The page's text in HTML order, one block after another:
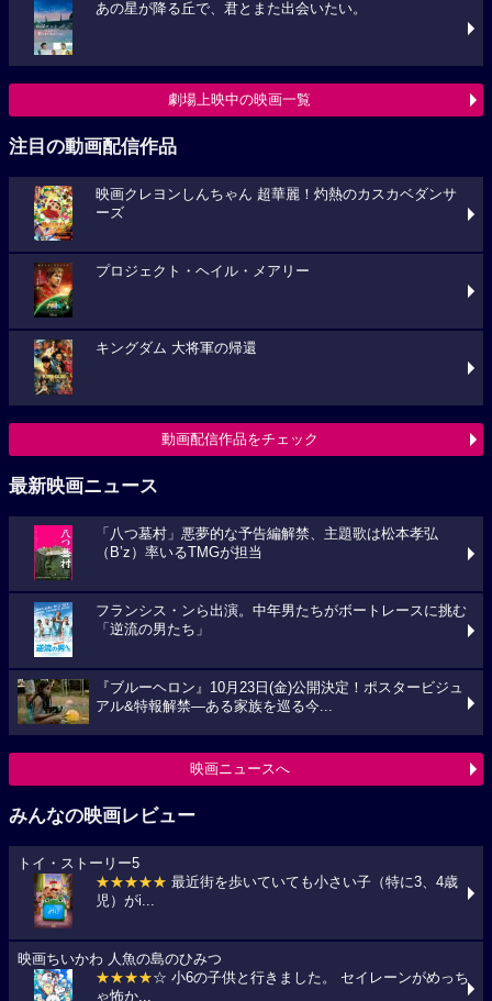
あの星が降る丘で、君とまた出会いたい。
劇場上映中の映画一覧
注目の動画配信作品
映画クレヨンしんちゃん 超華麗！灼熱のカスカベダンサ
ーズ
プロジェクト・ヘイル・メアリー
キングダム 大将軍の帰還
動画配信作品をチェック
最新映画ニュース
「八つ墓村」悪夢的な予告編解禁、主題歌は松本孝弘
（B’z）率いるTMGが担当
フランシス・ンら出演。中年男たちがボートレースに挑む
「逆流の男たち」
『ブルーヘロン』10月23日(金)公開決定！ポスタービジュ
アル&特報解禁―ある家族を巡る今...
映画ニュースへ
みんなの映画レビュー
トイ・ストーリー5
★★★★★ 最近街を歩いていても小さい子（特に3、4歳
児）がi...
映画ちいかわ 人魚の島のひみつ
★★★★☆ 小6の子供と行きました。 セイレーンがめっち
ゃ怖か...